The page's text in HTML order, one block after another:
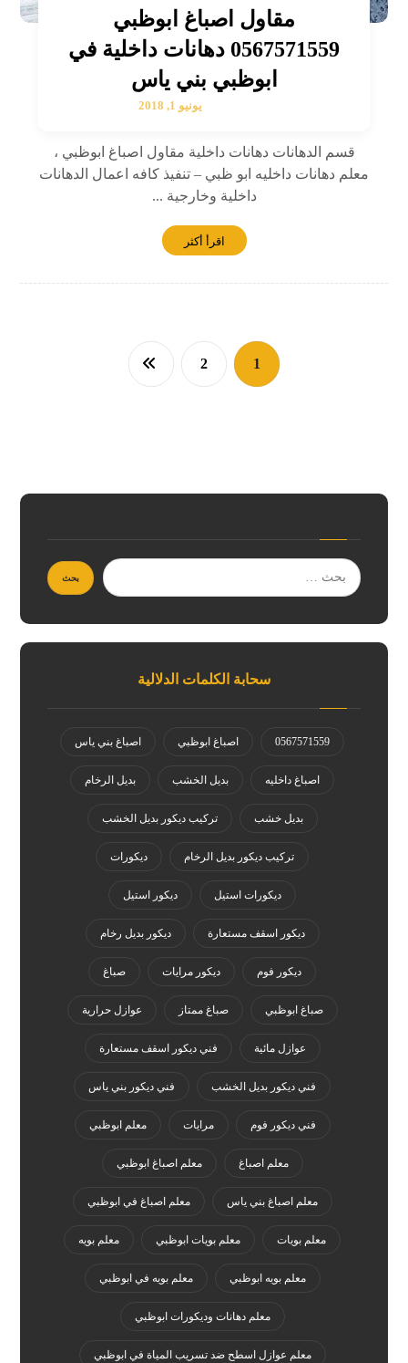
مقاول اصباغ ابوظبي
0567571559 دهانات داخلية في
ابوظبي بني ياس
يونيو 1, 2018
قسم الدهانات دهانات داخلية مقاول اصباغ ابوظبي ،
معلم دهانات داخليه ابو ظبي – تنفيذ كافه اعمال الدهانات
داخلية وخارجية ...
اقرأ أكثر
1
2
سحابة الكلمات الدلالية
0567571559 اصباغ ابوظبي اصباغ بني ياس
اصباغ داخليه بديل الخشب بديل الرخام
بديل خشب تركيب ديكور بديل الخشب
تركيب ديكور بديل الرخام ديكورات
ديكورات استيل ديكور استيل
ديكور اسقف مستعارة ديكور بديل رخام
ديكور فوم ديكور مرايات صباغ
صباغ ابوظبي صباغ ممتاز عوازل حرارية
عوازل مائية فني ديكور اسقف مستعارة
فني ديكور بديل الخشب فني ديكور بني ياس
فني ديكور فوم مرايات معلم ابوظبي
معلم اصباغ معلم اصباغ ابوظبي
معلم اصباغ بني ياس معلم اصباغ في ابوظبي
معلم بويات معلم بويات ابوظبي معلم بويه
معلم بويه ابوظبي معلم بويه في ابوظبي
معلم دهانات وديكورات ابوظبي
معلم عوازل اسطح ضد تسريب المياة في ابوظبي